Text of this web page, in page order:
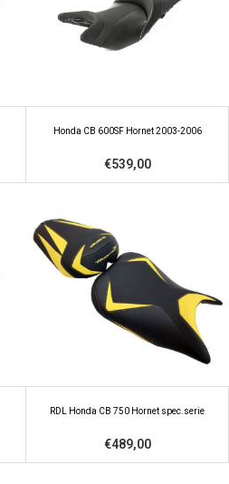
Honda CB 600SF Hornet 2003-2006
€539,00
RDL Honda CB 750 Hornet spec.serie
€489,00